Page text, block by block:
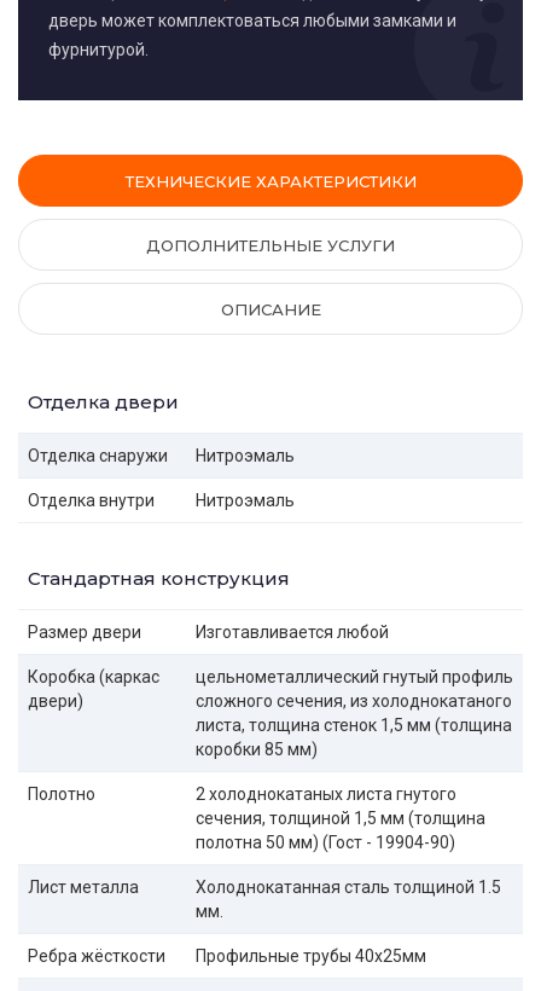
дверь может комплектоваться любыми замками и
фурнитурой.
ТЕХНИЧЕСКИЕ ХАРАКТЕРИСТИКИ
ДОПОЛНИТЕЛЬНЫЕ УСЛУГИ
ОПИСАНИЕ
Отделка двери
Отделка снаружи Нитроэмаль
Отделка внутри Нитроэмаль
Стандартная конструкция
Размер двери Изготавливается любой
Коробка (каркас
двери)
цельнометаллический гнутый профиль
сложного сечения, из холоднокатаного
листа, толщина стенок 1,5 мм (толщина
коробки 85 мм)
Полотно
2 холоднокатаных листа гнутого
сечения, толщиной 1,5 мм (толщина
полотна 50 мм) (Гост - 19904-90)
Лист металла
Холоднокатанная сталь толщиной 1.5
мм.
Ребра жёсткости Профильные трубы 40х25мм